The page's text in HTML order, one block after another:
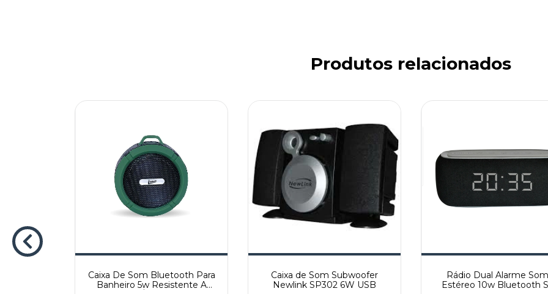
Produtos relacionados
Caixa De Som Bluetooth Para
Banheiro 5w Resistente A
Caixa de Som Subwoofer
Newlink SP302 6W USB
Rádio Dual Alarme Som
Estéreo 10w Bluetooth